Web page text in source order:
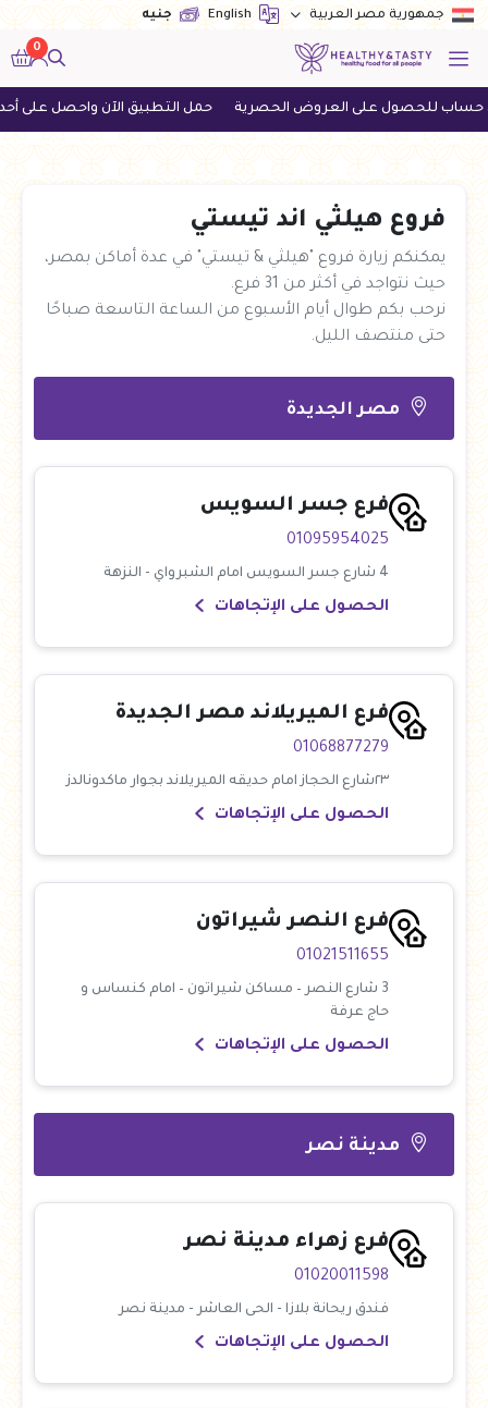
جمهورية مصر العربية English جنيه
0
على العروض الحصرية حمل التطبيق الآن واحصل على أحدث العروض
فروع هيلثي اند تيستي
يمكنكم زيارة فروع "هيلثي & تيستي" في عدة أماكن بمصر،
حيث نتواجد في أكثر من 31 فرع.
نرحب بكم طوال أيام الأسبوع من الساعة التاسعة صباحًا
حتى منتصف الليل.
مصر الجديدة
فرع جسر السويس
01095954025
4 شارع جسر السويس امام الشبرواي - النزهة
الحصول على الإتجاهات
فرع الميريلاند مصر الجديدة
01068877279
٢٣شارع الحجاز امام حديقه الميريلاند بجوار ماكدونالدز
الحصول على الإتجاهات
فرع النصر شيراتون
01021511655
3 شارع النصر – مساكن شيراتون – امام كنساس و
حاج عرفة
الحصول على الإتجاهات
مدينة نصر
فرع زهراء مدينة نصر
01020011598
فندق ريحانة بلازا - الحى العاشر - مدينة نصر
الحصول على الإتجاهات